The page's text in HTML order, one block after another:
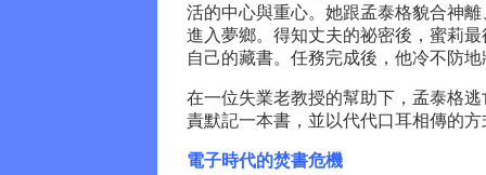
活的中心與重心。她跟孟泰格貌合神
進入夢鄉。得知丈夫的祕密後，蜜莉
自己的藏書。任務完成後，他冷不防
在一位失業老教授的幫助下，孟泰格
責默記一本書，並以代代口耳相傳的
電子時代的焚書危機